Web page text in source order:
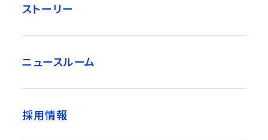
ストーリー
ニュースルーム
採用情報